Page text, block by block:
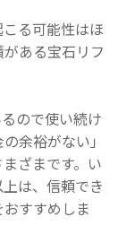
る可能性はほ
ある宝石リフ
ので使い続け
余裕がない」
ざまです。い
は、信頼でき
すすめしま